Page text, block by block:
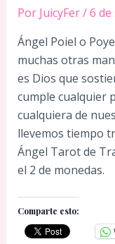
Por JuicyFer/6
Ángel Poiel o
muchas otras
es Dios que
cumple cualquier
cualquiera de
llevemos tiempo
Ángel Tarot de
el 2 de monedas.
Comparte esto: